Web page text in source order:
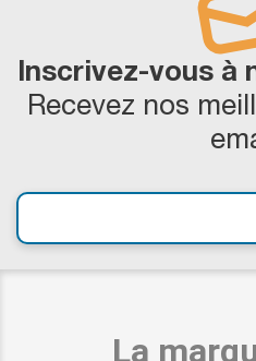
Inscrivez-vous à
Recevez nos